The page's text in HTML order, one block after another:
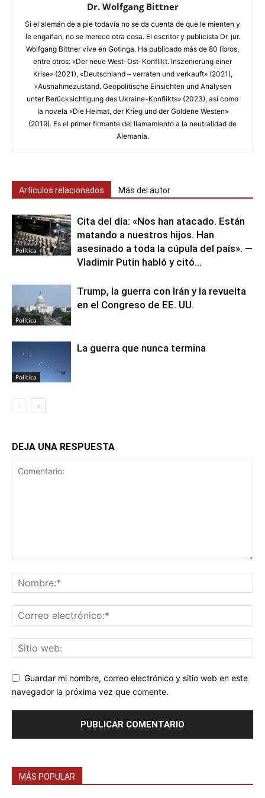
Dr. Wolfgang Bittner
Si el alemán de a pie todavía no se da cuenta de que le mienten y
le engañan, no se merece otra cosa. El escritor y publicista Dr. jur.
Wolfgang Bittner vive en Gotinga. Ha publicado más de 80 libros,
entre otros: «Der neue West-Ost-Konflikt. Inszenierung einer
Krise» (2021), «Deutschland – verraten und verkauft» (2021),
«Ausnahmezustand. Geopolitische Einsichten und Analysen
unter Berücksichtigung des Ukraine-Konflikts» (2023), así como
la novela «Die Heimat, der Krieg und der Goldene Westen»
(2019). Es el primer firmante del llamamiento a la neutralidad de
Alemania.
Artículos relacionados Más del autor
Política
Cita del día: «Nos han atacado. Están
matando a nuestros hijos. Han
asesinado a toda la cúpula del país». —
Vladimir Putin habló y citó...
Política
Trump, la guerra con Irán y la revuelta
en el Congreso de EE. UU.
Política
La guerra que nunca termina
DEJA UNA RESPUESTA
Guardar mi nombre, correo electrónico y sitio web en este
navegador la próxima vez que comente.
MÁS POPULAR